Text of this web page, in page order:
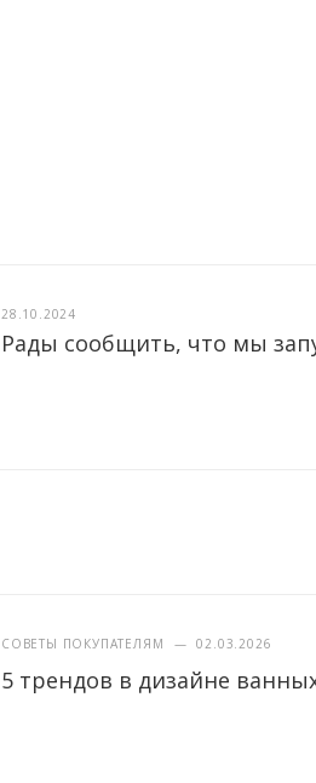
28.10.2024
Рады сообщить, что мы
СОВЕТЫ ПОКУПАТЕЛЯМ — 02.03.2026
5 трендов в дизайне